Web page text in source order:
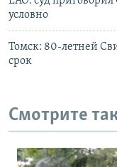
условно
Томск: 80-летней
срок
Смотрите